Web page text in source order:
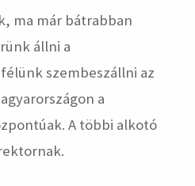
ma már bátrabban
állni a
szembeszállni az
a
A többi alkotó